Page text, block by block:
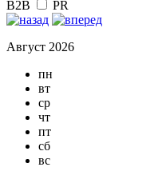
B2B PR
Август 2026
пн
вт
ср
чт
пт
сб
вс